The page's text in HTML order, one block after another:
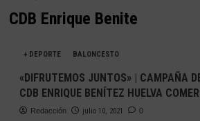
CDB Enrique Benite
+ DEPORTE BALONCESTO
«DIFRUTEMOS JUNTOS» | CAMPAÑA
CDB ENRIQUE BENÍTEZ HUELVA
Redacción julio 10, 2021 0